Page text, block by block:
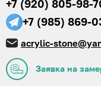
+7 (985) 869-
+7 (920) 805-98-
acrylic-
Заявка на